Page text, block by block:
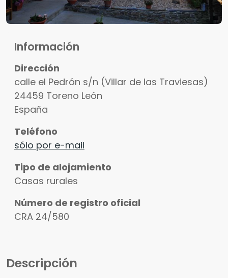
Información
Dirección
calle el Pedrón s/n (Villar de las Traviesas)
24459 Toreno León
España
Teléfono
sólo por e-mail
Tipo de alojamiento
Casas rurales
Número de registro oficial
CRA 24/580
Descripción